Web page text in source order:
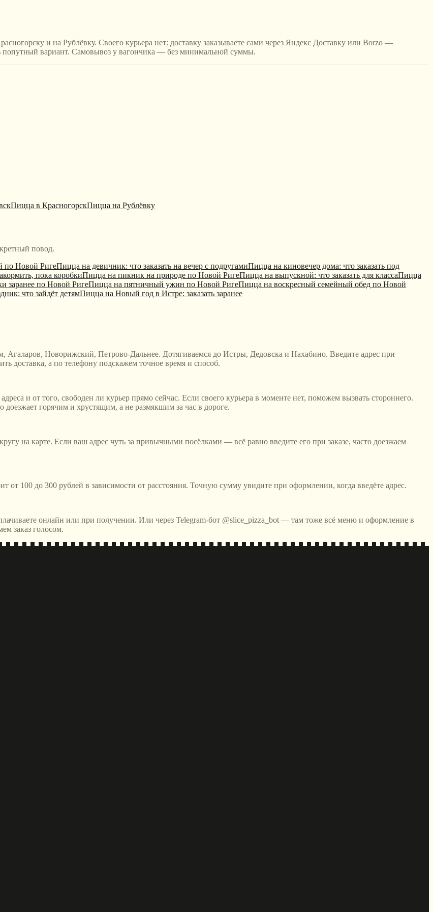
и на Рублёвку. Своего курьера нет: доставку заказываете сами через Яндекс Доставку или Borzo —
попутный вариант. Самовывоз у вагончика — без минимальной суммы.
Пицца в КрасногорскПицца на Рублёвку
повод.
по Новой РигеПицца на девичник: что заказать на вечер с подругамиПицца на киновечер дома: что заказать под
пока коробкиПицца на пикник на природе по Новой РигеПицца на выпускной: что заказать для классаПицца
заранее по Новой РигеПицца на пятничный ужин по Новой РигеПицца на воскресный семейный обед по Новой
что зайдёт детямПицца на Новый год в Истре: заказать заранее
Новорижский, Петрово-Дальнее. Дотягиваемся до Истры, Дедовска и Нахабино. Введите адрес при
доставка, а по телефону подскажем точное время и способ.
и от того, свободен ли курьер прямо сейчас. Если своего курьера в моменте нет, поможем вызвать стороннего.
горячим и хрустящим, а не размякшим за час в дороге.
на карте. Если ваш адрес чуть за привычными посёлками — всё равно введите его при заказе, часто доезжаем
100 до 300 рублей в зависимости от расстояния. Точную сумму увидите при оформлении, когда введёте адрес.
онлайн или при получении. Или через Telegram-бот @slice_pizza_bot — там тоже всё меню и оформление в
заказ голосом.